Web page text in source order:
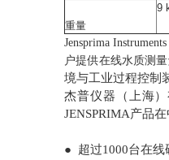
重量
9
Jensprima
户提供在线水质测
境与工业过程控制
杰普仪器（上海
JENSPRIMA产品
● 超过1000台在线